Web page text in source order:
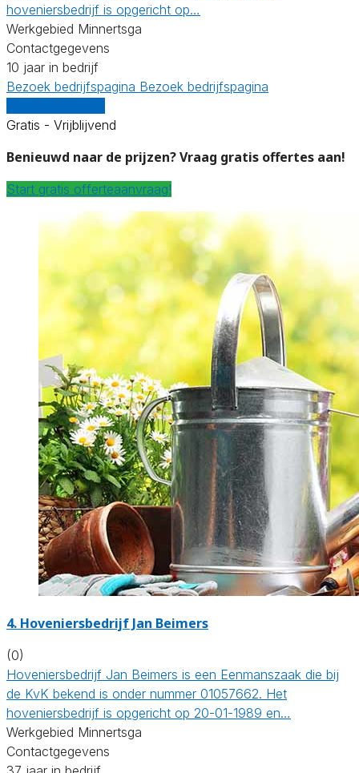
hoveniersbedrijf is opgericht op…
Werkgebied Minnertsga
Contactgegevens
10 jaar in bedrijf
Bezoek bedrijfspagina Bezoek bedrijfspagina
Gratis - Vrijblijvend
Benieuwd naar de prijzen? Vraag gratis offertes aan!
Start gratis offerteaanvraag!
4. Hoveniersbedrijf Jan Beimers
(0)
Hoveniersbedrijf Jan Beimers is een Eenmanszaak die bij
de KvK bekend is onder nummer 01057662. Het
hoveniersbedrijf is opgericht op 20-01-1989 en…
Werkgebied Minnertsga
Contactgegevens